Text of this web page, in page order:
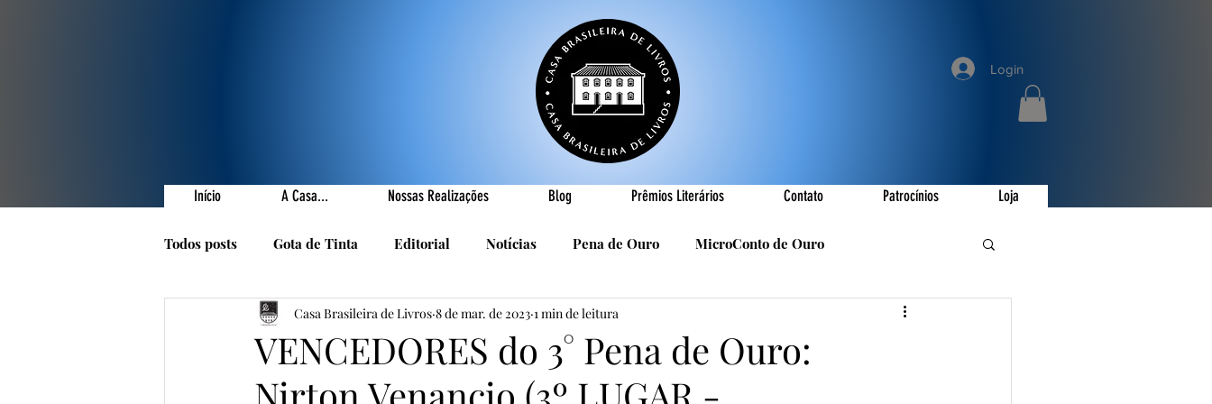
Início A Casa... Nossas Realizações Blog Prêmios Literários Contato Patrocínios Loja
Login
Todos posts Gota de Tinta Editorial Notícias Pena de Ouro MicroConto de Ouro
Prêmios Literários Nossas Realizações Cândido Luís Vasques
1001 Poetas Autores da Casa R. Roldan-Roldan Carlos Nejar
VENCEDORES do 3° Pena de Ouro:
Casa Brasileira de Livros 8 de mar. de 2023 1 min de leitura